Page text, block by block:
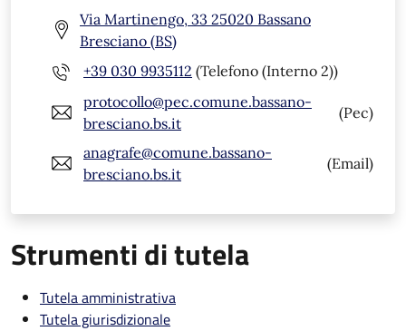
Via Martinengo, 33 25020 Bassano
Bresciano (BS)
+39 030 9935112 (Telefono (Interno 2))
protocollo@pec.comune.bassano-
bresciano.bs.it
(Pec)
anagrafe@comune.bassano-
bresciano.bs.it
(Email)
Strumenti di tutela
Tutela amministrativa
Tutela giurisdizionale